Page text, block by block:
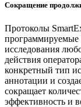
Сокращение
Протоколы
исследования
действия
конкретный тип
аннотации и
сокращает
эффективность и